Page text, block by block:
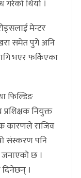
गरेको थियो ।
मेन्टर
समेत पुगे अनि
भएर फर्किएका
फिल्डिङ
नियुक्त
कारणले राजिव
संस्करण पनि
जनाएको छ ।
।